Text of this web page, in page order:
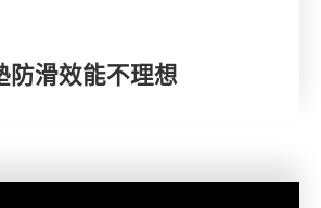
防滑效能不理想